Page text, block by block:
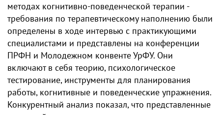
методах когнитивно-поведенческой терапии -
требования по терапевтическому наполнению были
определены в ходе интервью с практикующими
специалистами и представлены на конференции
ПРФН и Молодежном конвенте УрФУ. Они
включают в себя теорию, психологическое
тестирование, инструменты для планирования
работы, когнитивные и поведенческие упражнения.
Конкурентный анализ показал, что представленные